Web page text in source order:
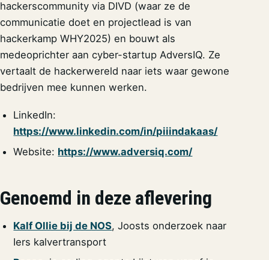
hackerscommunity via DIVD (waar ze de
communicatie doet en projectlead is van
hackerkamp WHY2025) en bouwt als
medeoprichter aan cyber-startup AdversIQ. Ze
vertaalt de hackerwereld naar iets waar gewone
bedrijven mee kunnen werken.
LinkedIn:
https://www.linkedin.com/in/piiindakaas/
Website: https://www.adversiq.com/
Genoemd in deze aflevering
Kalf Ollie bij de NOS, Joosts onderzoek naar
Iers kalvertransport